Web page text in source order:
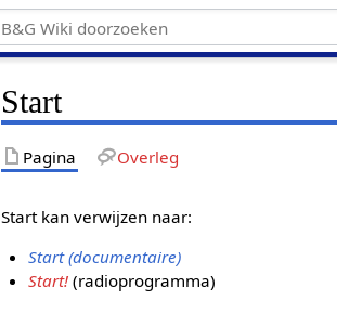
Start
Pagina Overleg
Start kan verwijzen naar:
Start (documentaire)
Start!(radioprogramma)